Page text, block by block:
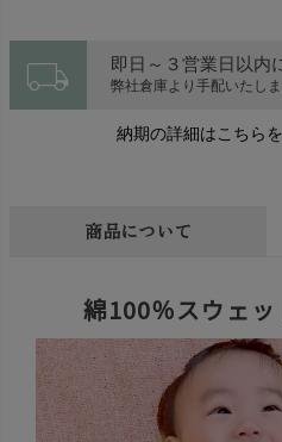
local_shipping 即日～３営業日以内
弊社倉庫より手配いたしま
納期の詳細はこちら
商品について
綿100％スウェ